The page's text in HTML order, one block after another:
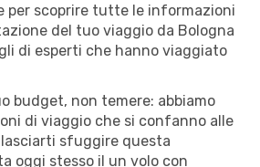
per scoprire tutte le informazioni
del tuo viaggio da Bologna
di esperti che hanno viaggiato
budget, non temere: abbiamo
di viaggio che si confanno alle
sfuggire questa
oggi stesso il un volo con